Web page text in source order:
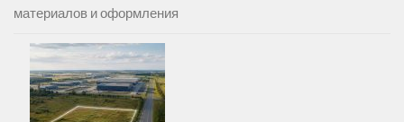
материалов и оформления